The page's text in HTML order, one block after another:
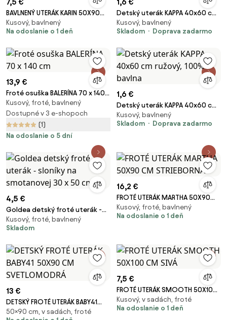
7,5 €
BAVLNENÝ UTERÁK KARIN 50X90
CM PUDROVÁ
Kusový, bavlnený
Na odoslanie o 1 deň
1,6 €
Detský uterák KAPPA 40x60 cm
žltý, 100% bavlna
Kusový, bavlnený
Skladom
Doprava zadarmo
13,9 €
Froté osuška BALERÍNA 70 x 140
cm
Kusový, froté, bavlnený
Dostupné v 3 e-shopoch
(1)
Na odoslanie o 5 dní
1,6 €
Detský uterák KAPPA 40x60 cm
ružový, 100% bavlna
Kusový, bavlnený
Skladom
Doprava zadarmo
4,5 €
Goldea detský froté uterák -
sloníky na smotanovej 30 x 50
cm
Kusový, froté, bavlnený
Skladom
16,2 €
FROTÉ UTERÁK MARTHA 50X90
CM STRIEBORNÁ
Kusový, froté, bavlnený
Na odoslanie o 1 deň
13 €
DETSKÝ FROTÉ UTERÁK BABY41
50X90 CM SVETLOMODRÁ
50×90 cm, v sadách, froté
7,5 €
FROTÉ UTERÁK SMOOTH 50X100
CM SIVÁ
Kusový, v sadách, froté
Na odoslanie o 1 deň